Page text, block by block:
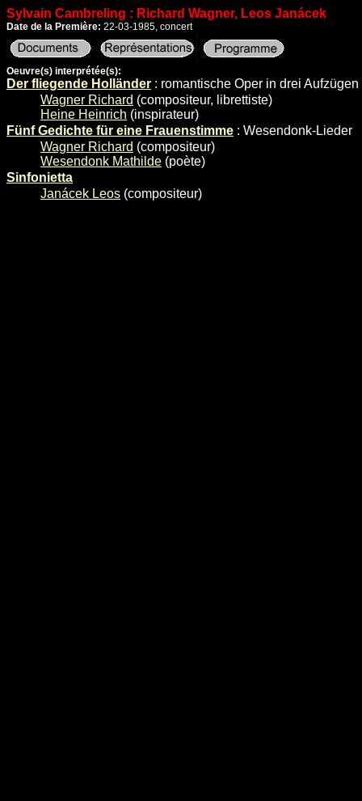
Sylvain Cambreling : Richard Wagner, Leos Janácek
Date de la Première: 22-03-1985, concert
Oeuvre(s) interprétée(s):
Der fliegende Holländer : romantische Oper in drei Aufzügen
Wagner Richard (compositeur, librettiste)
Heine Heinrich (inspirateur)
Fünf Gedichte für eine Frauenstimme : Wesendonk-Lieder
Wagner Richard (compositeur)
Wesendonk Mathilde (poète)
Sinfonietta
Janácek Leos (compositeur)